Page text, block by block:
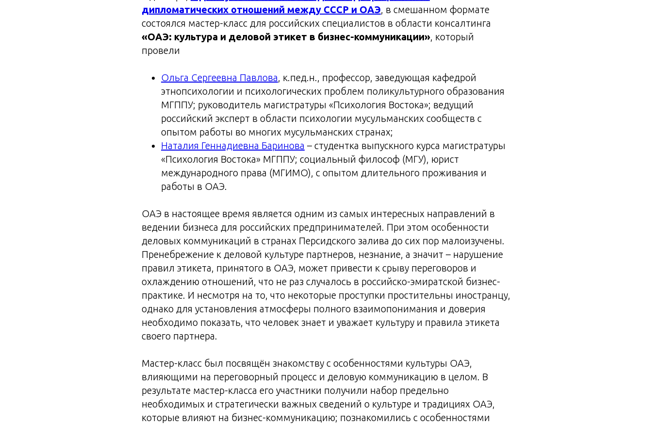
дипломатических отношений между СССР и ОАЭ, в смешанном формате
состоялся мастер-класс для российских специалистов в области консалтинга
«ОАЭ: культура и деловой этикет в бизнес-коммуникации», который
провели
Ольга Сергеевна Павлова, к.пед.н., профессор, заведующая кафедрой
этнопсихологии и психологических проблем поликультурного образования
МГППУ; руководитель магистратуры «Психология Востока»; ведущий
российский эксперт в области психологии мусульманских сообществ с
опытом работы во многих мусульманских странах;
Наталия Геннадиевна Баринова – студентка выпускного курса магистратуры
«Психология Востока» МГППУ; социальный философ (МГУ), юрист
международного права (МГИМО), с опытом длительного проживания и
работы в ОАЭ.
ОАЭ в настоящее время является одним из самых интересных направлений в
ведении бизнеса для российских предпринимателей. При этом особенности
деловых коммуникаций в странах Персидского залива до сих пор малоизучены.
Пренебрежение к деловой культуре партнеров, незнание, а значит – нарушение
правил этикета, принятого в ОАЭ, может привести к срыву переговоров и
охлаждению отношений, что не раз случалось в российско-эмиратской бизнес-
практике. И несмотря на то, что некоторые проступки простительны иностранцу,
однако для установления атмосферы полного взаимопонимания и доверия
необходимо показать, что человек знает и уважает культуру и правила этикета
своего партнера.
Мастер-класс был посвящён знакомству с особенностями культуры ОАЭ,
влияющими на переговорный процесс и деловую коммуникацию в целом. В
результате мастер-класса его участники получили набор предельно
необходимых и стратегически важных сведений о культуре и традициях ОАЭ,
которые влияют на бизнес-коммуникацию; познакомились с особенностями